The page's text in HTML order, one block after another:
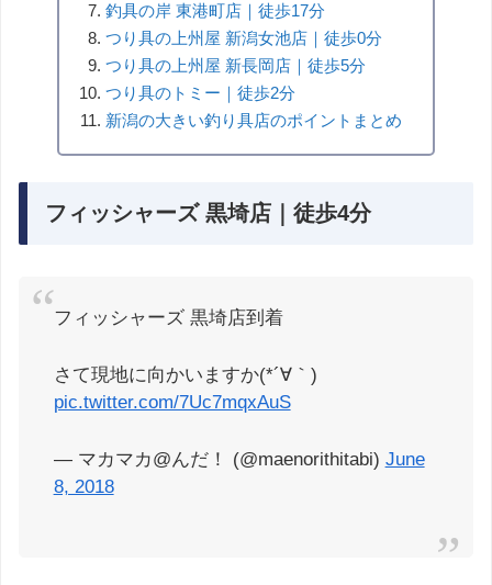
釣具の岸 東港町店｜徒歩17分
つり具の上州屋 新潟女池店｜徒歩0分
つり具の上州屋 新長岡店｜徒歩5分
つり具のトミー｜徒歩2分
新潟の大きい釣り具店のポイントまとめ
フィッシャーズ 黒埼店｜徒歩4分
フィッシャーズ 黒埼店到着
さて現地に向かいますか(*´∀｀)
pic.twitter.com/7Uc7mqxAuS
— マカマカ@んだ！ (@maenorithitabi) June
8, 2018